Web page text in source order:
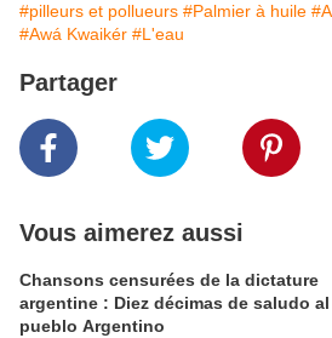
#pilleurs et pollueurs #Palmier à huile
#Awá Kwaikér #L'eau
Partager
Vous aimerez aussi
Chansons censurées de la dictature
argentine : Diez décimas de saludo al
pueblo Argentino